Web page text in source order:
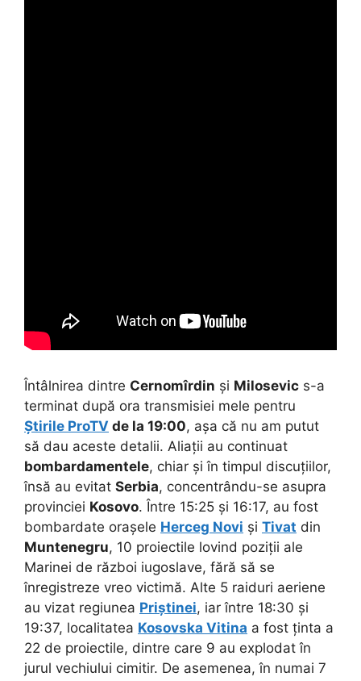
Întâlnirea dintre Cernomîrdin și Milosevic s-a
terminat după ora transmisiei mele pentru
Știrile ProTV de la 19:00, așa că nu am putut
să dau aceste detalii. Aliații au continuat
bombardamentele, chiar și în timpul discuțiilor,
însă au evitat Serbia, concentrându-se asupra
provinciei Kosovo. Între 15:25 și 16:17, au fost
bombardate orașele Herceg Novi și Tivat din
Muntenegru, 10 proiectile lovind poziții ale
Marinei de război iugoslave, fără să se
înregistreze vreo victimă. Alte 5 raiduri aeriene
au vizat regiunea Priștinei, iar între 18:30 și
19:37, localitatea Kosovska Vitina a fost ținta a
22 de proiectile, dintre care 9 au explodat în
jurul vechiului cimitir. De asemenea, în numai 7